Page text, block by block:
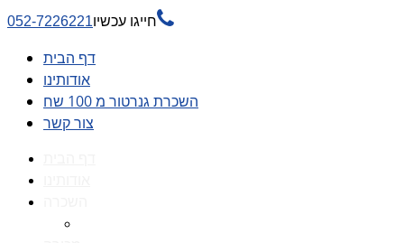
חייגו עכשיו052-7226221 
דף הבית
אודותינו
השכרת גנרטור מ 100 שח
צור קשר